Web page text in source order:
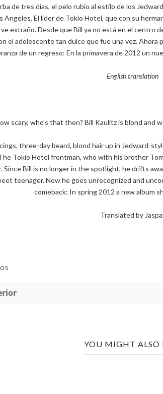
de tres días, el pelo rubio al estilo de los
Angeles. El líder de Tokio Hotel, que con su
extraño. Desde que Bill ya no está en el centro
el adolescente tan dulce que fue una vez. Ahora
de un regreso: En la primavera de 2012 un
English translation
scary, who's that then? Bill Kaulitz is blond and
three-day beard, blond hair up in Jedward-
Tokio Hotel frontman, who with his brother
Since Bill is no longer in the spotlight, he drifts
teenager. Now he goes unrecognized and
comeback: In spring 2012 a new album
Translated by
YOU MIGHT ALSO